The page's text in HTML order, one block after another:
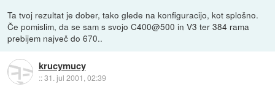
Ta tvoj rezultat je dober, tako glede na konfiguracijo, kot splošno.
Če pomislim, da se sam s svojo C400@500 in V3 ter 384 rama
prebijem največ do 670..
krucymucy
::31. jul 2001, 02:39